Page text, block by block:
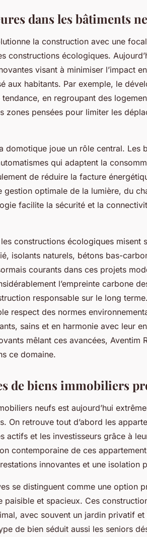
dans les bâtiments
la construction avec une
constructions écologiques.
visant à minimiser l’impact
aux habitants. Par exemple, le
en regroupant des
zones pensées pour limiter les
domotique joue un rôle central. Les
qui adaptent la
de réduire la facture
gestion optimale de la lumière, du
facilite la sécurité et la
constructions écologiques misent
isolants naturels, bétons bas-
courants dans ces projets
l’empreinte carbone
responsable sur le long
respect des normes
sains et en harmonie avec leur
mêlant ces avancées, Aventim
ce domaine.
de biens immobiliers
neufs est aujourd’hui
On retrouve tout d’abord les
actifs et les investisseurs grâce à
contemporaine de ces
innovantes et une isolation
se distinguent comme une option
paisible et spacieux. Ces
avec souvent un jardin privatif et
de bien séduit aussi les seniors